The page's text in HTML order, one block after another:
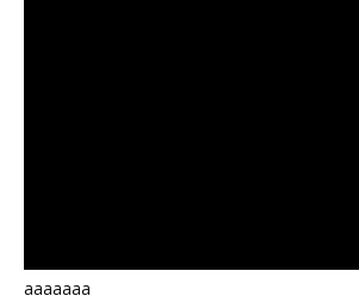
aaaaaaa